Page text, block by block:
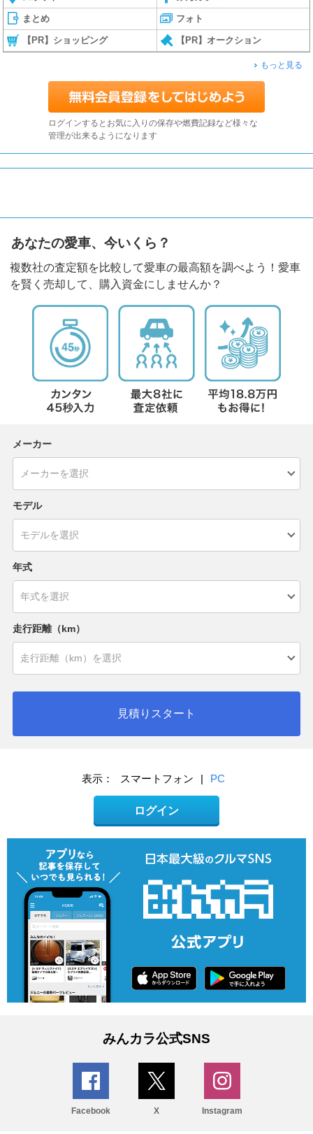
まとめ フォト
【PR】ショッピング 【PR】オークション
もっと見る
ログインするとお気に入りの保存や燃費記録など様々な
管理が出来るようになります
あなたの愛車、今いくら？
複数社の査定額を比較して愛車の最高額を調べよう！愛車
を賢く売却して、購入資金にしませんか？
メーカー
モデル
年式
走行距離（km）
見積りスタート
表示： スマートフォン | PC
ログイン
みんカラ公式SNS
Facebook X Instagram